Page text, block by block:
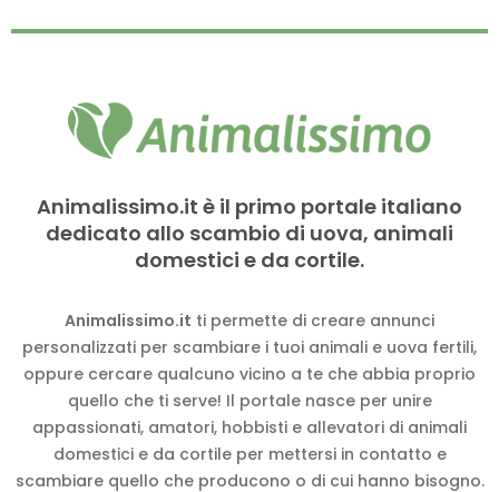
Animalissimo.it è il primo portale italiano
dedicato allo scambio di uova, animali
domestici e da cortile.
Animalissimo.it ti permette di creare annunci
personalizzati per scambiare i tuoi animali e uova fertili,
oppure cercare qualcuno vicino a te che abbia proprio
quello che ti serve! Il portale nasce per unire
appassionati, amatori, hobbisti e allevatori di animali
domestici e da cortile per mettersi in contatto e
scambiare quello che producono o di cui hanno bisogno.